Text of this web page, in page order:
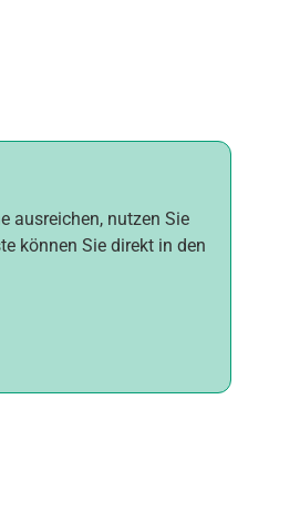
ausreichen, nutzen Sie
können Sie direkt in den